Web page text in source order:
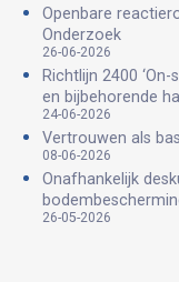
Openbare
Onderzoek
26-06-2026
Richtlijn 2400
en bijbehorende
24-06-2026
Vertrouwen als
08-06-2026
Onafhankelijk
26-05-2026